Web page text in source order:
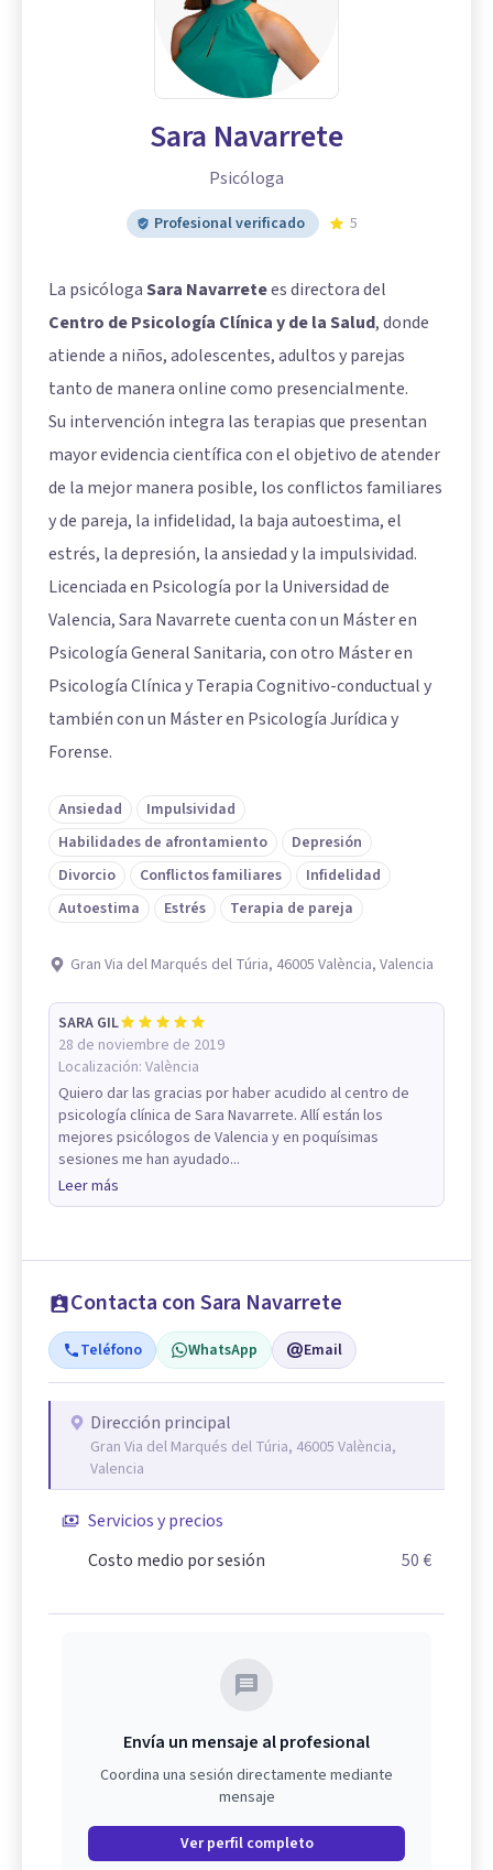
Sara Navarrete
Psicóloga
Profesional verificado 5
La psicólogaSara Navarretees directora del
Centro de Psicología Clínica y de la Salud, donde
atiende a niños, adolescentes, adultos y parejas
tanto de manera online como presencialmente.
Su intervención integra las terapias que presentan
mayor evidencia científica con el objetivo de atender
de la mejor manera posible, los conflictos familiares
y de pareja, la infidelidad, la baja autoestima, el
estrés, la depresión, la ansiedad y la impulsividad.
Licenciada en Psicología por la Universidad de
Valencia, Sara Navarrete cuenta con un Máster en
Psicología General Sanitaria, con otro Máster en
Psicología Clínica y Terapia Cognitivo-conductual y
también con un Máster en Psicología Jurídica y
Forense.
Ansiedad
Impulsividad
Habilidades de afrontamiento
Depresión
Divorcio
Conflictos familiares
Infidelidad
Autoestima
Estrés Terapia de pareja
Gran Via del Marqués del Túria, 46005 València, Valencia
SARA GIL
28 de noviembre de 2019
Localización: València
Quiero dar las gracias por haber acudido al centro de
psicología clínica de Sara Navarrete. Allí están los
mejores psicólogos de Valencia y en poquísimas
sesiones me han ayudado...
Leer más
Contacta con Sara Navarrete
Teléfono WhatsApp Email
Dirección principal
Gran Via del Marqués del Túria, 46005 València,
Valencia
Servicios y precios
Costo medio por sesión
50 €
Envía un mensaje al profesional
Coordina una sesión directamente mediante
mensaje
Ver perfil completo